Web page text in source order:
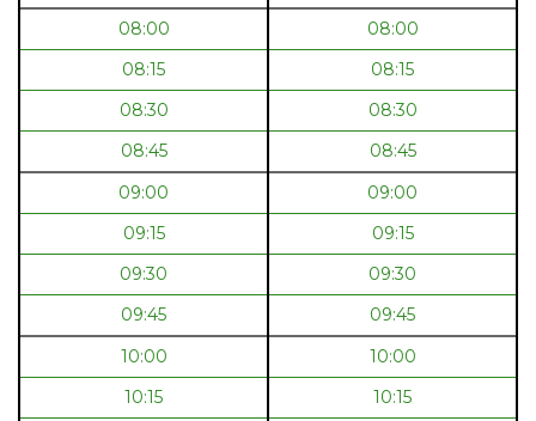
08:00
08:00
08:15
08:15
08:30
08:30
08:45
08:45
09:00
09:00
09:15
09:15
09:30
09:30
09:45
09:45
10:00
10:00
10:15
10:15